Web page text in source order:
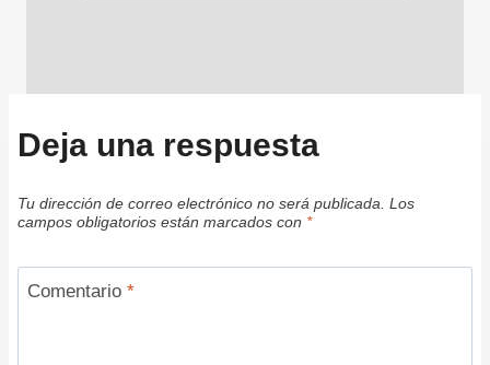
Deja una respuesta
Tu dirección de correo electrónico no será publicada. Los
campos obligatorios están marcados con *
Comentario *